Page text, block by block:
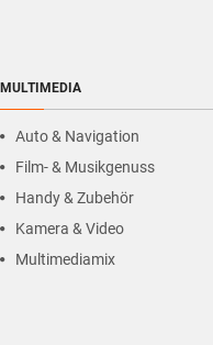
MULTIMEDIA
Auto & Navigation
Film- & Musikgenuss
Handy & Zubehör
Kamera & Video
Multimediamix